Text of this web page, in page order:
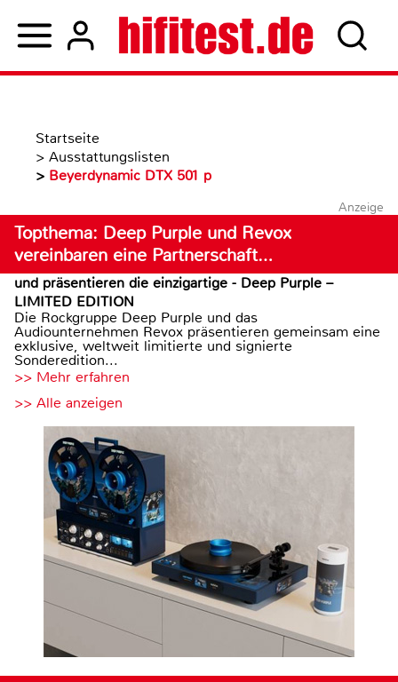
Startseite
> Ausstattungslisten
> Beyerdynamic DTX 501 p
Anzeige
Topthema: Deep Purple und Revox
vereinbaren eine Partnerschaft…
und präsentieren die einzigartige - Deep Purple –
LIMITED EDITION
Die Rockgruppe Deep Purple und das
Audiounternehmen Revox präsentieren gemeinsam eine
exklusive, weltweit limitierte und signierte
Sonderedition...
>> Mehr erfahren
>> Alle anzeigen